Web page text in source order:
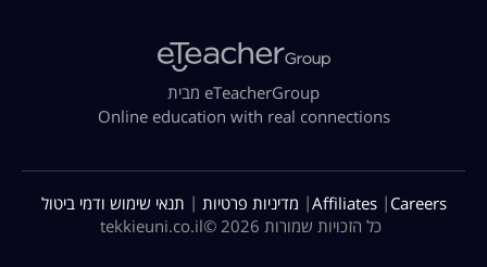
מבית eTeacherGroup
Online education with real connections
כל הזכויות שמורות 2026 © tekkieuni.co.il
תנאי שימוש ודמי ביטול | מדיניות פרטיות |Affiliates | Careers